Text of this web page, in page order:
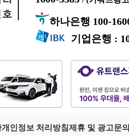
하나은행 100-
기업은행 :
개인정보 처리방침제휴 및 광고문의